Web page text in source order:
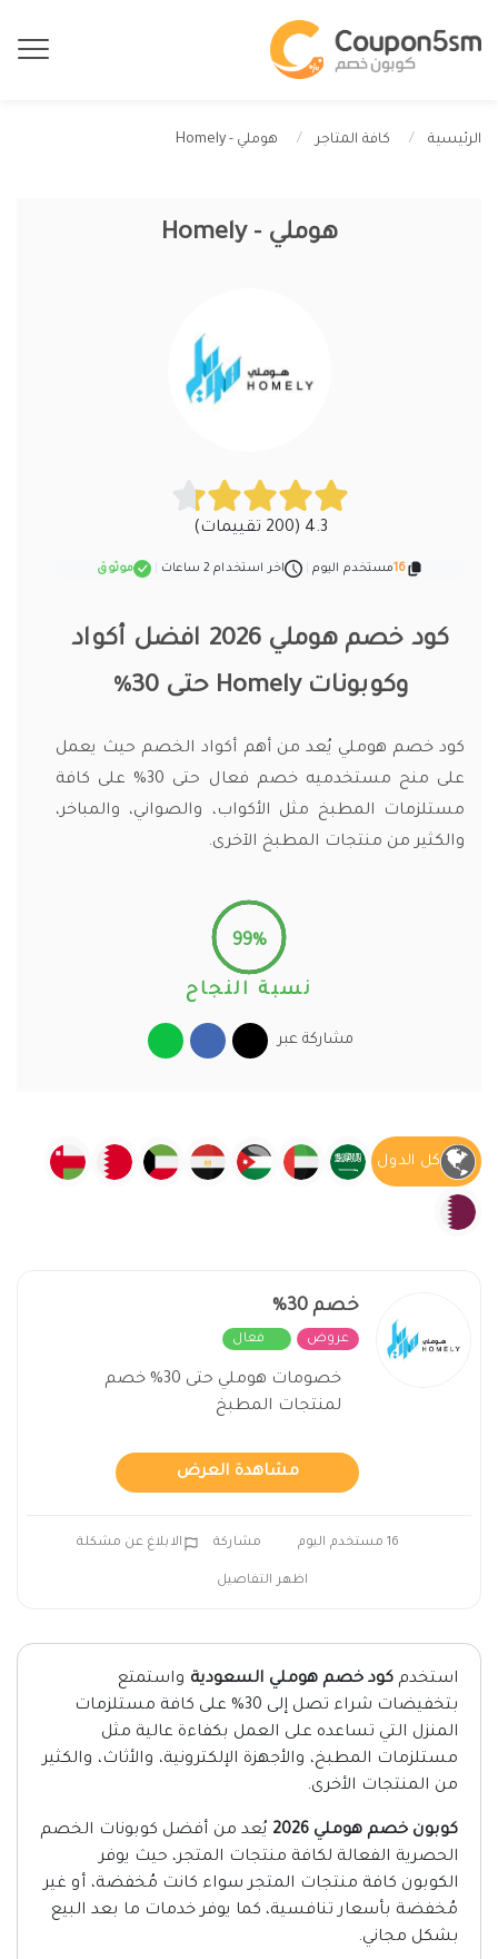
الرئيسية كافة المتاجر هوملي - Homely
هوملي - Homely
4.3 (200 تقييمات)
16مستخدم اليوم اخر استخدام 2 ساعات موثوق
كود خصم هوملي 2026 افضل أكواد
وكوبونات Homely حتى 30%
كود خصم هوملي يُعد من أهم أكواد الخصم حيث يعمل
على منح مستخدميه خصم فعال حتى 30% على كافة
مستلزمات المطبخ مثل الأكواب، والصواني، والمباخر،
والكثير من منتجات المطبخ الآخرى.
99%
نسبة النجاح
مشاركة عبر
كل الدول
خصم 30%
عروض فعال
خصومات هوملي حتى 30% خصم
لمنتجات المطبخ
مشاهدة العرض
16 مستخدم اليوم مشاركة الابلاغ عن مشكلة
اظهر التفاصيل
استخدم كود خصم هوملي السعودية واستمتع
بتخفيضات شراء تصل إلى 30% على كافة مستلزمات
المنزل التي تساعده على العمل بكفاءة عالية مثل
مستلزمات المطبخ، والأجهزة الإلكترونية، والأثاث، والكثير
من المنتجات الأخرى.
كوبون خصم هوملي 2026
يُعد من أفضل كوبونات الخصم
الحصرية الفعالة لكافة منتجات المتجر، حيث يوفر
الكوبون كافة منتجات المتجر سواء كانت مُخفضة، أو غير
مُخفضة بأسعار تنافسية، كما يوفر خدمات ما بعد البيع
بشكل مجاني.